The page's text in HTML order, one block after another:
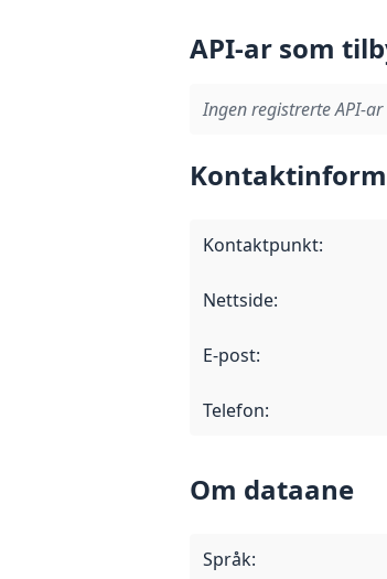
API-ar som
Ingen registrerte API-
Kontaktpunkt:
Nettside:
E-post:
Telefon:
Om dataane
Språk: